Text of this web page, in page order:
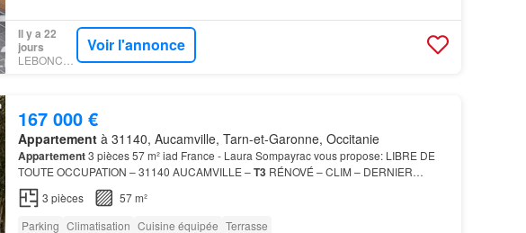
Il y a 22
jours
Voir l'annonce
167 000 €
Appartementà 31140, Aucamville, Tarn-et-Garonne, Occitanie
Appartement3 pièces 57 m² iad France - Laura Sompayrac vous propose: LIBRE DE
TOUTE OCCUPATION – 31140 AUCAMVILLE –T3RÉNOVÉ – CLIM – DERNIER
ÉTAGE – double vasque Les plus: Climatisation réversible dans le séjour et la par…
3 pièces
57 m²
Parking Climatisation Cuisine équipée Terrasse